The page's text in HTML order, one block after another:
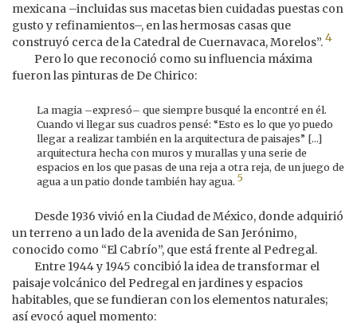
mexicana –incluidas sus macetas bien cuidadas puestas con
gusto y refinamientos–, en las hermosas casas que
construyó cerca de la Catedral de Cuernavaca, Morelos”.4
Pero lo que reconoció como su influencia máxima
fueron las pinturas de De Chirico:
La magia –expresó– que siempre busqué la encontré en él.
Cuando vi llegar sus cuadros pensé: “Esto es lo que yo puedo
llegar a realizar también en la arquitectura de paisajes” [...]
arquitectura hecha con muros y murallas y una serie de
espacios en los que pasas de una reja a otra reja, de un juego de
agua a un patio donde también hay agua. 5
Desde 1936 vivió en la Ciudad de México, donde adquirió
un terreno a un lado de la avenida de San Jerónimo,
conocido como “El Cabrío”, que está frente al Pedregal.
Entre 1944 y 1945 concibió la idea de transformar el
paisaje volcánico del Pedregal en jardines y espacios
habitables, que se fundieran con los elementos naturales;
así evocó aquel momento: